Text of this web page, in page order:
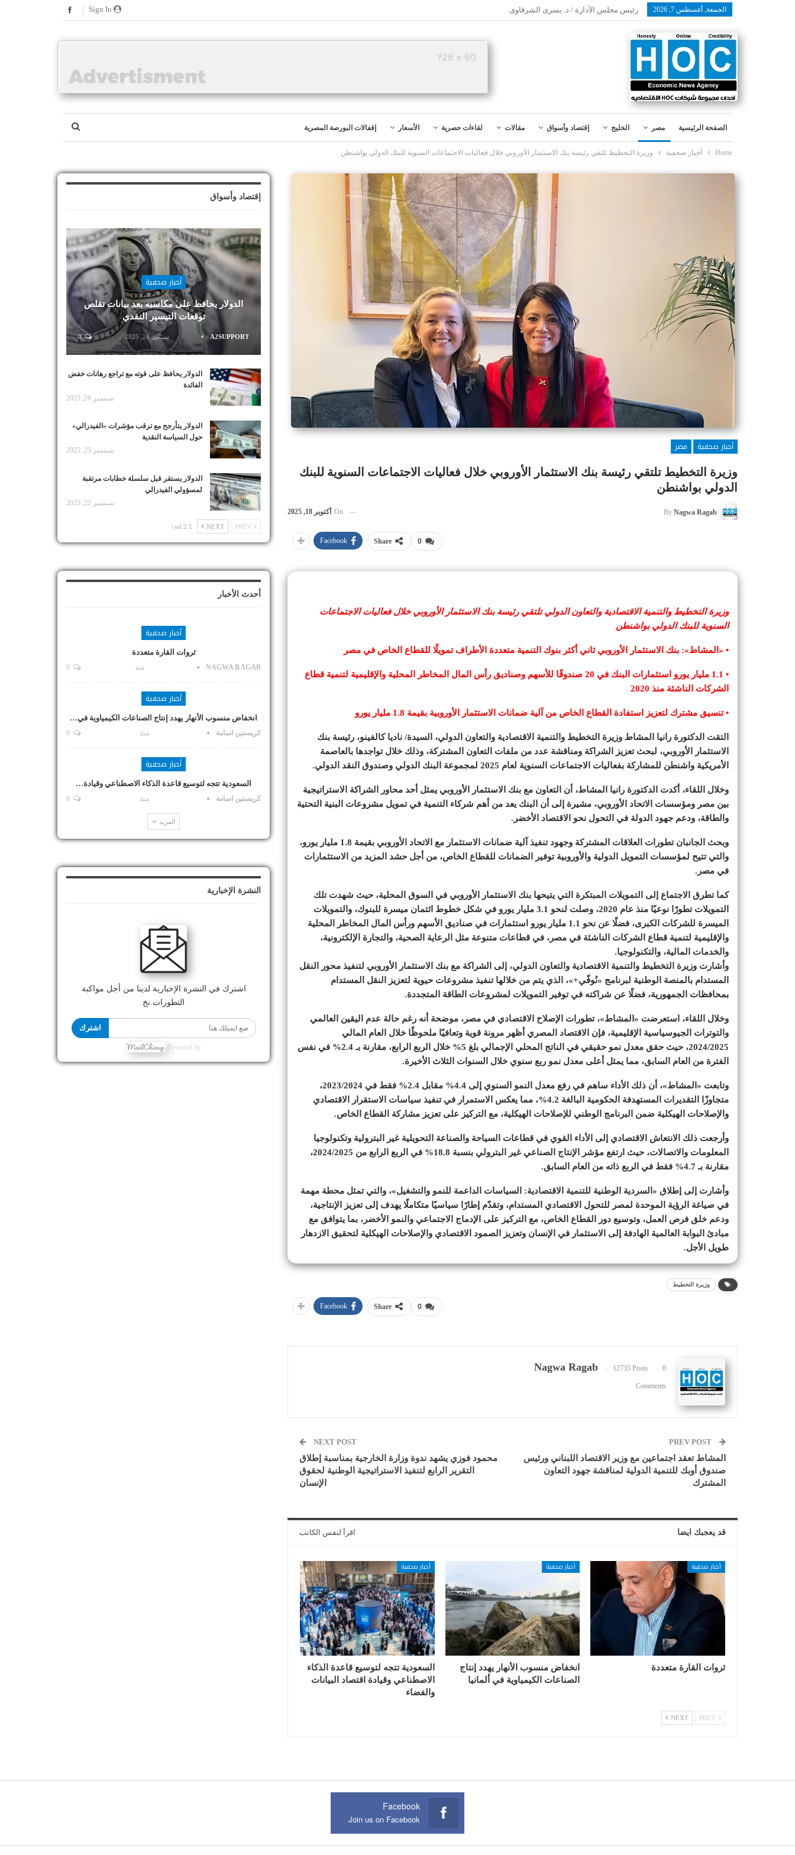
الجمعة, أغسطس 7, 2026 رئيس مجلس الأدارة / د. يسرى الشرقاوى
الصفحة الرئيسية مصر الخليج إقتصاد وأسواق مقالات لقاءات حصرية الأسعار إقفالات البورصة المصرية
Home أخبار صحفية وزيرة التخطيط تلتقي رئيسة بنك الاستثمار الأوروبي خلال فعاليات الاجتماعات السنوية للبنك الدولي بواشنطن
أخبار صحفية
مصر
وزيرة التخطيط تلتقي رئيسة بنك الاستثمار الأوروبي خلال فعاليات الاجتماعات السنوية للبنك
الدولي بواشنطن
By Nagwa Ragab
On أكتوبر 18, 2025
0
Share
Facebook
وزيرة التخطيط والتنمية الاقتصادية والتعاون الدولي تلتقي رئيسة بنك الاستثمار الأوروبي خلال فعاليات الاجتماعات
السنوية للبنك الدولي بواشنطن
• «المشاط»: بنك الاستثمار الأوروبي ثاني أكثر بنوك التنمية متعددة الأطراف تمويلًا للقطاع الخاص في مصر
• 1.1 مليار يورو استثمارات البنك في 20 صندوقًا للأسهم وصناديق رأس المال المخاطر المحلية والإقليمية لتنمية قطاع
الشركات الناشئة منذ 2020
• تنسيق مشترك لتعزيز استفادة القطاع الخاص من آلية ضمانات الاستثمار الأوروبية بقيمة 1.8 مليار يورو
التقت الدكتورة رانيا المشاط وزيرة التخطيط والتنمية الاقتصادية والتعاون الدولي، السيدة/ ناديا كالفينو، رئيسة بنك
الاستثمار الأوروبي، لبحث تعزيز الشراكة ومناقشة عدد من ملفات التعاون المشتركة، وذلك خلال تواجدها بالعاصمة
الأمريكية واشنطن للمشاركة بفعاليات الاجتماعات السنوية لعام 2025 لمجموعة البنك الدولي وصندوق النقد الدولي.
وخلال اللقاء، أكدت الدكتورة رانيا المشاط، أن التعاون مع بنك الاستثمار الأوروبي يمثل أحد محاور الشراكة الاستراتيجية
بين مصر ومؤسسات الاتحاد الأوروبي، مشيرة إلى أن البنك يعد من أهم شركاء التنمية في تمويل مشروعات البنية التحتية
والطاقة، ودعم جهود الدولة في التحول نحو الاقتصاد الأخضر.
وبحث الجانبان تطورات العلاقات المشتركة وجهود تنفيذ آلية ضمانات الاستثمار مع الاتحاد الأوروبي بقيمة 1.8 مليار يورو،
والتي تتيح لمؤسسات التمويل الدولية والأوروبية توفير الضمانات للقطاع الخاص، من أجل حشد المزيد من الاستثمارات
في مصر.
كما تطرق الاجتماع إلى التمويلات المبتكرة التي يتيحها بنك الاستثمار الأوروبي في السوق المحلية، حيث شهدت تلك
التمويلات تطورًا نوعيًا منذ عام 2020، وصلت لنحو 3.1 مليار يورو في شكل خطوط ائتمان ميسرة للبنوك، والتمويلات
الميسرة للشركات الكبرى، فضلًا عن نحو 1.1 مليار يورو استثمارات في صناديق الأسهم ورأس المال المخاطر المحلية
والإقليمية لتنمية قطاع الشركات الناشئة في مصر، في قطاعات متنوعة مثل الرعاية الصحية، والتجارة الإلكترونية،
والخدمات المالية، والتكنولوجيا.
وأشارت وزيرة التخطيط والتنمية الاقتصادية والتعاون الدولي، إلى الشراكة مع بنك الاستثمار الأوروبي لتنفيذ محور النقل
المستدام بالمنصة الوطنية لبرنامج «نُوفّي+»، الذي يتم من خلالها تنفيذ مشروعات حيوية لتعزيز النقل المستدام
بمحافظات الجمهورية، فضلًا عن شراكته في توفير التمويلات لمشروعات الطاقة المتجددة.
وخلال اللقاء، استعرضت «المشاط»، تطورات الإصلاح الاقتصادي في مصر، موضحة أنه رغم حالة عدم اليقين العالمي
والتوترات الجيوسياسية الإقليمية، فإن الاقتصاد المصري أظهر مرونة قوية وتعافيًا ملحوظًا خلال العام المالي
2024/2025، حيث حقق معدل نمو حقيقي في الناتج المحلي الإجمالي بلغ 5% خلال الربع الرابع، مقارنة بـ 2.4% في نفس
الفترة من العام السابق، مما يمثل أعلى معدل نمو ربع سنوي خلال السنوات الثلاث الأخيرة.
وتابعت «المشاط»، أن ذلك الأداء ساهم في رفع معدل النمو السنوي إلى 4.4% مقابل 2.4% فقط في 2023/2024،
متجاوزًا التقديرات المستهدفة الحكومية البالغة 4.2%، مما يعكس الاستمرار في تنفيذ سياسات الاستقرار الاقتصادي
والإصلاحات الهيكلية ضمن البرنامج الوطني للإصلاحات الهيكلية، مع التركيز على تعزيز مشاركة القطاع الخاص.
وأرجعت ذلك الانتعاش الاقتصادي إلى الأداء القوي في قطاعات السياحة والصناعة التحويلية غير البترولية وتكنولوجيا
المعلومات والاتصالات، حيث ارتفع مؤشر الإنتاج الصناعي غير البترولي بنسبة 18.8% في الربع الرابع من 2024/2025،
مقارنة بـ 4.7% فقط في الربع ذاته من العام السابق.
وأشارت إلى إطلاق «السردية الوطنية للتنمية الاقتصادية: السياسات الداعمة للنمو والتشغيل»، والتي تمثل محطة مهمة
في صياغة الرؤية الموحدة لمصر للتحول الاقتصادي المستدام، وتقدّم إطارًا سياسيًا متكاملًا يهدف إلى تعزيز الإنتاجية،
ودعم خلق فرص العمل، وتوسيع دور القطاع الخاص، مع التركيز على الإدماج الاجتماعي والنمو الأخضر، بما يتوافق مع
مبادئ البوابة العالمية الهادفة إلى الاستثمار في الإنسان وتعزيز الصمود الاقتصادي والإصلاحات الهيكلية لتحقيق الازدهار
طويل الأجل.
وزيرة التخطيط
0
Share
Facebook
Nagwa Ragab 12735 Posts 0
Comments
المشاط تعقد اجتماعين مع وزير الاقتصاد اللبناني ورئيس
صندوق أوبك للتنمية الدولية لمناقشة جهود التعاون
المشترك
NEXT POST
محمود فوزي يشهد ندوة وزارة الخارجية بمناسبة إطلاق
التقرير الرابع لتنفيذ الاستراتيجية الوطنية لحقوق
الإنسان
قد يعجبك ايضا اقرأ لنفس الكاتب
أخبار صحفية
ثروات القارة متعددة
أخبار صحفية
انخفاض منسوب الأنهار يهدد إنتاج
الصناعات الكيمياوية في ألمانيا
أخبار صحفية
السعودية تتجه لتوسيع قاعدة الذكاء
الاصطناعي وقيادة اقتصاد البيانات
والفضاء
NEXT
إقتصاد وأسواق
أخبار صحفية
الدولار يحافظ على مكاسبه بعد بيانات تقلص
توقعات التيسير النقدي
A2SUPPORT سبتمبر 26, 2025 0
الدولار يحافظ على قوته مع تراجع رهانات خفض
الفائدة
سبتمبر 26, 2025
الدولار يتأرجح مع ترقب مؤشرات «الفيدرالي»
حول السياسة النقدية
سبتمبر 23, 2025
الدولار يستقر قبل سلسلة خطابات مرتقبة
لمسؤولي الفيدرالي
سبتمبر 22, 2025
NEXT
1 od 2 |
أحدث الأخبار
أخبار صحفية
ثروات القارة متعددة
NAGWA RAGAB منذ
أخبار صحفية
انخفاض منسوب الأنهار يهدد إنتاج الصناعات الكيمياوية في…
كريستين اسامة منذ
أخبار صحفية
السعودية تتجه لتوسيع قاعدة الذكاء الاصطناعي وقيادة…
كريستين اسامة منذ
المزيد
النشرة الإخبارية
اشترك في النشرة الإخبارية لدينا من أجل مواكبة
التطورات.نخ
اشترك
Powered by
Facebook
Join us on Facebook